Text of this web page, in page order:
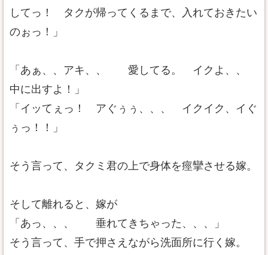
してっ！ タクが帰ってくるまで、入れておきたい
のぉっ！」
「あぁ、、アキ、、 愛してる。 イクよ、、
中に出すよ！」
「イッてぇっ！ アぐぅぅ、、、 イクイク、イぐ
ぅっ！！」
そう言って、タクミ君の上で身体を痙攣させる嫁。
そして離れると、嫁が
「あっ、、、 垂れてきちゃった、、、」
そう言って、手で押さえながら洗面所に行く嫁。